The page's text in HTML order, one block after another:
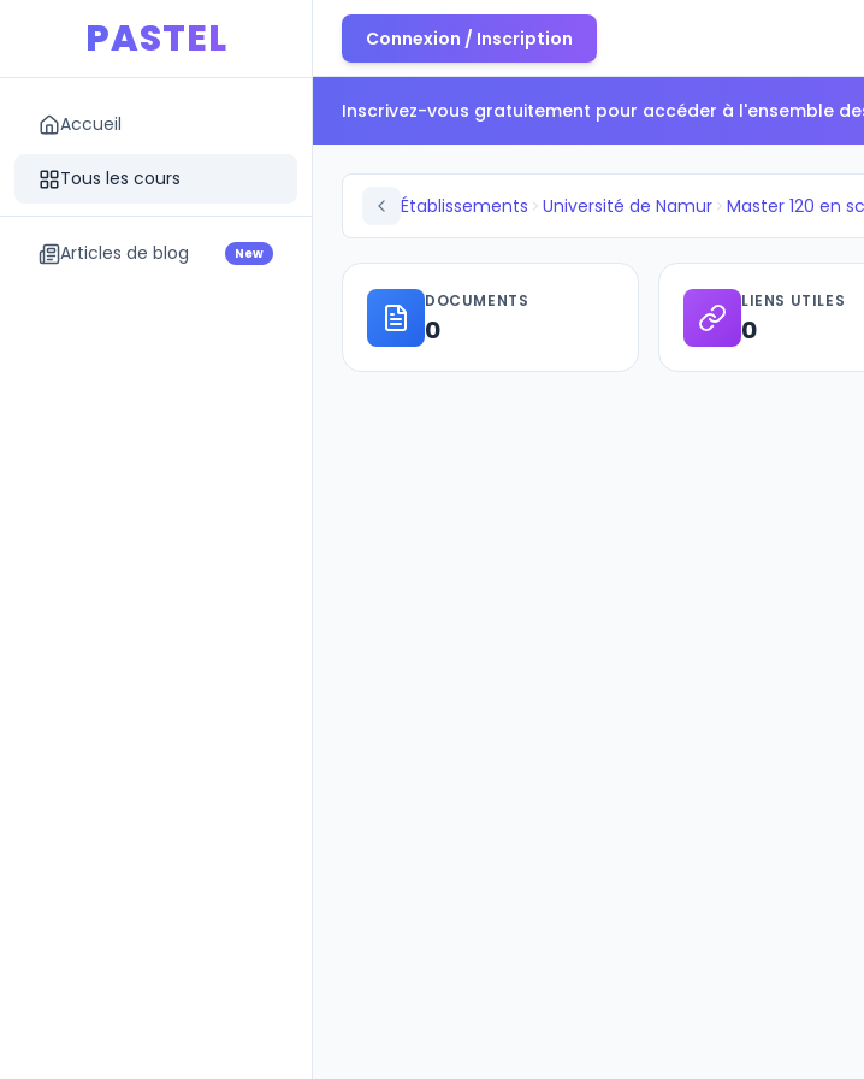
PASTEL
Accueil
Tous les cours
Articles de blog New
Connexion / Inscription
Inscrivez-vous gratuitement pour accéder à l'ensemble
Établissements Université de Namur
DOCUMENTS
0
LIENS UTILES
0